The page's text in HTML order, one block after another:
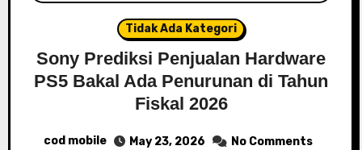
Tidak Ada Kategori
Sony Prediksi Penjualan Hardware
PS5 Bakal Ada Penurunan di Tahun
Fiskal 2026
cod mobile May 23, 2026 No Comments